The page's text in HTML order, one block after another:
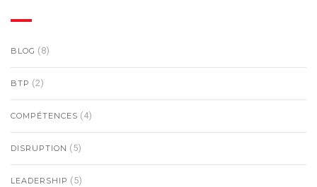
BLOG (8)
BTP (2)
COMPÉTENCES (4)
DISRUPTION (5)
LEADERSHIP (5)